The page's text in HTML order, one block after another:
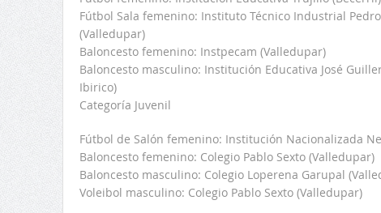
Fútbol Sala femenino: Instituto Técnico Industrial
(Valledupar)
Baloncesto femenino: Instpecam (Valledupar)
Baloncesto masculino: Institución Educativa José
Ibirico)
Categoría Juvenil
Fútbol de Salón femenino: Institución Nacionalizada
Baloncesto femenino: Colegio Pablo Sexto (Valledupar)
Baloncesto masculino: Colegio Loperena Garupal
Voleibol masculino: Colegio Pablo Sexto (Valledupar)